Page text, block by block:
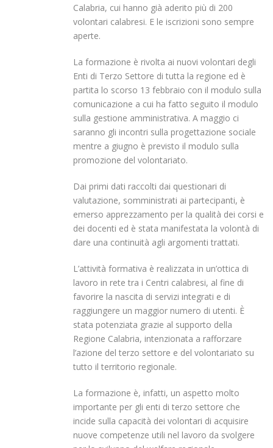
Calabria, cui hanno già aderito più di 200
volontari calabresi. E le iscrizioni sono sempre
aperte.
La formazione è rivolta ai nuovi volontari degli
Enti di Terzo Settore di tutta la regione ed è
partita lo scorso 13 febbraio con il modulo sulla
comunicazione a cui ha fatto seguito il modulo
sulla gestione amministrativa. A maggio ci
saranno gli incontri sulla progettazione sociale
mentre a giugno è previsto il modulo sulla
promozione del volontariato.
Dai primi dati raccolti dai questionari di
valutazione, somministrati ai partecipanti, è
emerso apprezzamento per la qualità dei corsi e
dei docenti ed è stata manifestata la volontà di
dare una continuità agli argomenti trattati.
L’attività formativa è realizzata in un’ottica di
lavoro in rete tra i Centri calabresi, al fine di
favorire la nascita di servizi integrati e di
raggiungere un maggior numero di utenti. È
stata potenziata grazie al supporto della
Regione Calabria, intenzionata a rafforzare
l’azione del terzo settore e del volontariato su
tutto il territorio regionale.
La formazione è, infatti, un aspetto molto
importante per gli enti di terzo settore che
incide sulla capacità dei volontari di acquisire
nuove competenze utili nel lavoro da svolgere